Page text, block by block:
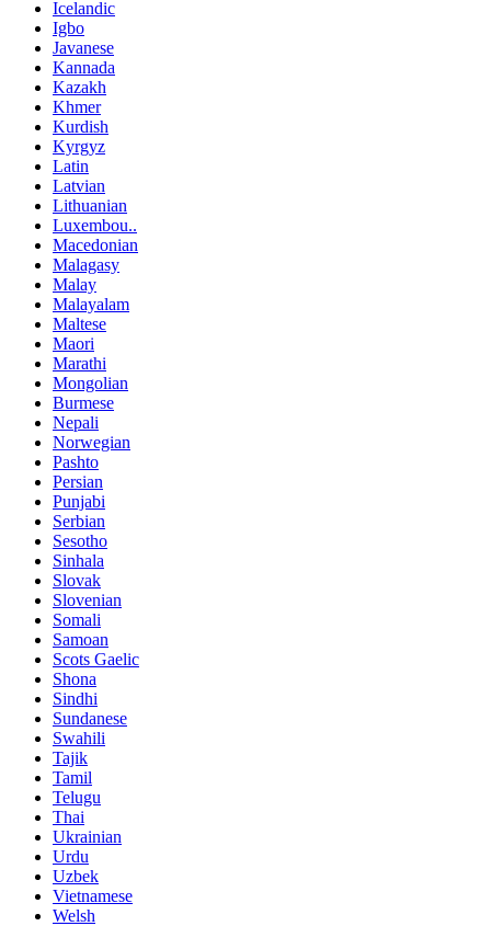
Icelandic
Igbo
Javanese
Kannada
Kazakh
Khmer
Kurdish
Kyrgyz
Latin
Latvian
Lithuanian
Luxembou..
Macedonian
Malagasy
Malay
Malayalam
Maltese
Maori
Marathi
Mongolian
Burmese
Nepali
Norwegian
Pashto
Persian
Punjabi
Serbian
Sesotho
Sinhala
Slovak
Slovenian
Somali
Samoan
Scots Gaelic
Shona
Sindhi
Sundanese
Swahili
Tajik
Tamil
Telugu
Thai
Ukrainian
Urdu
Uzbek
Vietnamese
Welsh